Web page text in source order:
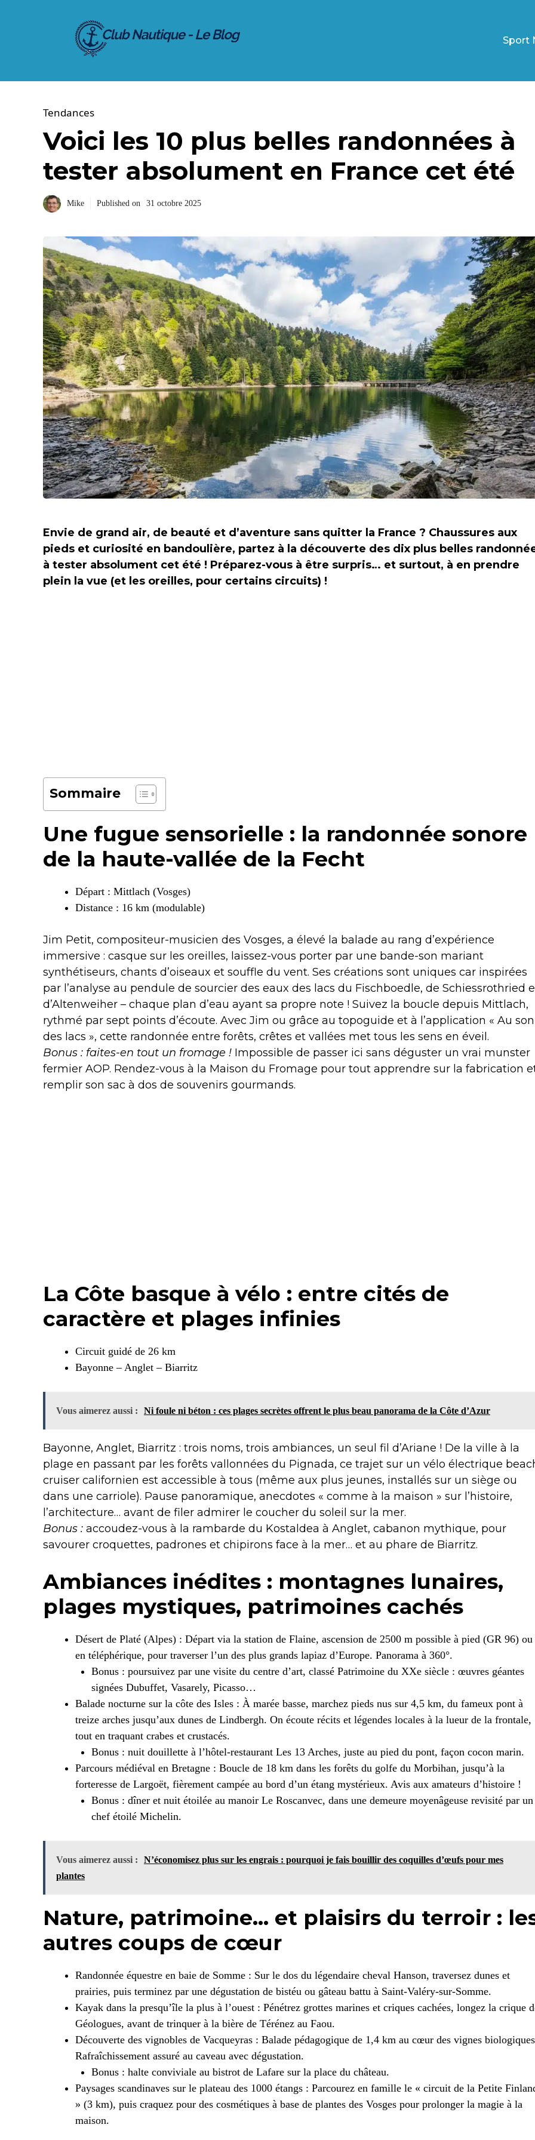
Sport
Tendances
Voici les 10 plus belles randonnées à
tester absolument en France cet été
Mike Published on 31 octobre 2025
Envie de grand air, de beauté et d’aventure sans quitter la France ? Chaussures aux
pieds et curiosité en bandoulière, partez à la découverte des dix plus belles
à tester absolument cet été ! Préparez-vous à être surpris… et surtout, à en prendre
plein la vue (et les oreilles, pour certains circuits) !
Sommaire
Une fugue sensorielle : la randonnée sonore
de la haute-vallée de la Fecht
Départ : Mittlach (Vosges)
Distance : 16 km (modulable)
Jim Petit, compositeur-musicien des Vosges, a élevé la balade au rang d’expérience
immersive : casque sur les oreilles, laissez-vous porter par une bande-son mariant
synthétiseurs, chants d’oiseaux et souffle du vent. Ses créations sont uniques car inspirées
par l’analyse au pendule de sourcier des eaux des lacs du Fischboedle, de Schiessrothried
d’Altenweiher – chaque plan d’eau ayant sa propre note ! Suivez la boucle depuis Mittlach,
rythmé par sept points d’écoute. Avec Jim ou grâce au topoguide et à l’application « Au son
des lacs », cette randonnée entre forêts, crêtes et vallées met tous les sens en éveil.
Bonus : faites-en tout un fromage ! Impossible de passer ici sans déguster un vrai munster
fermier AOP. Rendez-vous à la Maison du Fromage pour tout apprendre sur la fabrication
remplir son sac à dos de souvenirs gourmands.
La Côte basque à vélo : entre cités de
caractère et plages infinies
Circuit guidé de 26 km
Bayonne – Anglet – Biarritz
Vous aimerez aussi : Ni foule ni béton : ces plages secrètes offrent le plus beau panorama de la Côte d’Azur
Bayonne, Anglet, Biarritz : trois noms, trois ambiances, un seul fil d’Ariane ! De la ville à la
plage en passant par les forêts vallonnées du Pignada, ce trajet sur un vélo électrique
cruiser californien est accessible à tous (même aux plus jeunes, installés sur un siège ou
dans une carriole). Pause panoramique, anecdotes « comme à la maison » sur l’histoire,
l’architecture… avant de filer admirer le coucher du soleil sur la mer.
Bonus : accoudez-vous à la rambarde du Kostaldea à Anglet, cabanon mythique, pour
savourer croquettes, padrones et chipirons face à la mer… et au phare de Biarritz.
Ambiances inédites : montagnes lunaires,
plages mystiques, patrimoines cachés
Désert de Platé (Alpes) : Départ via la station de Flaine, ascension de 2500 m possible à pied (GR 96) ou
en téléphérique, pour traverser l’un des plus grands lapiaz d’Europe. Panorama à 360°.
Bonus : poursuivez par une visite du centre d’art, classé Patrimoine du XXe siècle : œuvres géantes
signées Dubuffet, Vasarely, Picasso…
Balade nocturne sur la côte des Isles : À marée basse, marchez pieds nus sur 4,5 km, du fameux pont à
treize arches jusqu’aux dunes de Lindbergh. On écoute récits et légendes locales à la lueur de la frontale,
tout en traquant crabes et crustacés.
Bonus : nuit douillette à l’hôtel-restaurant Les 13 Arches, juste au pied du pont, façon cocon marin.
Parcours médiéval en Bretagne : Boucle de 18 km dans les forêts du golfe du Morbihan, jusqu’à la
forteresse de Largoët, fièrement campée au bord d’un étang mystérieux. Avis aux amateurs d’histoire !
Bonus : dîner et nuit étoilée au manoir Le Roscanvec, dans une demeure moyenâgeuse revisité par un
chef étoilé Michelin.
Vous aimerez aussi :
N’économisez plus sur les engrais : pourquoi je fais bouillir des coquilles d’œufs pour mes
plantes
Nature, patrimoine… et plaisirs du terroir :
autres coups de cœur
Randonnée équestre en baie de Somme : Sur le dos du légendaire cheval Hanson, traversez dunes et
prairies, puis terminez par une dégustation de bistéu ou gâteau battu à Saint-Valéry-sur-Somme.
Kayak dans la presqu’île la plus à l’ouest : Pénétrez grottes marines et criques cachées, longez la crique
Géologues, avant de trinquer à la bière de Térénez au Faou.
Découverte des vignobles de Vacqueyras : Balade pédagogique de 1,4 km au cœur des vignes
Rafraîchissement assuré au caveau avec dégustation.
Bonus : halte conviviale au bistrot de Lafare sur la place du château.
Paysages scandinaves sur le plateau des 1000 étangs : Parcourez en famille le « circuit de la Petite
» (3 km), puis craquez pour des cosmétiques à base de plantes des Vosges pour prolonger la magie à la
maison.